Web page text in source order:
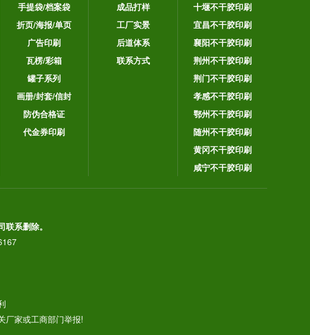
手提袋/档案袋
折页/海报/单页
广告印刷
瓦楞/彩箱
罐子系列
画册/封套/信封
防伪合格证
代金券印刷
成品打样
工厂实景
后道体系
联系方式
十堰不干胶印刷
宜昌不干胶印刷
襄阳不干胶印刷
荆州不干胶印刷
荆门不干胶印刷
孝感不干胶印刷
鄂州不干胶印刷
随州不干胶印刷
黄冈不干胶印刷
咸宁不干胶印刷
系删除。
厂家或工商部门举报!